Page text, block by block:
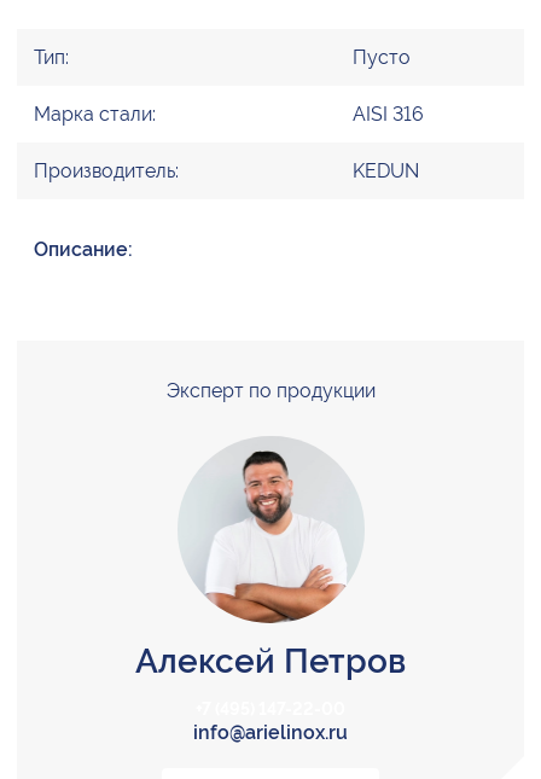
Тип: Пусто
Марка стали: AISI 316
Производитель: KEDUN
Описание:
Эксперт по продукции
Алексей Петров
info@arielinox.ru